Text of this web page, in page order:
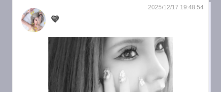
💛
2025/12/17 19:48:54